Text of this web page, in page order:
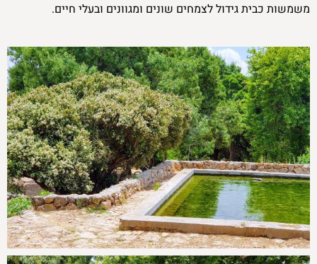
משמשות כבית גידול לצמחים שונים ומגוונים ובעלי חיים.